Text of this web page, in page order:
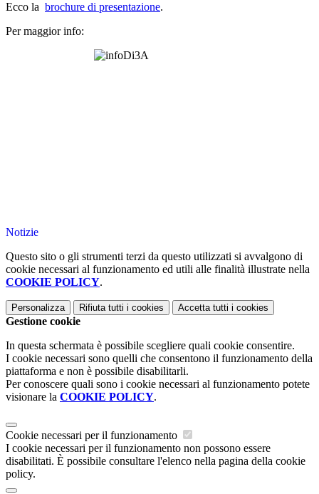
Ecco la brochure di presentazione.
Per maggior info:
Notizie
Questo sito o gli strumenti terzi da questo utilizzati si avvalgono di
cookie necessari al funzionamento ed utili alle finalità illustrate nella
COOKIE POLICY.
Personalizza Rifiuta tutti i cookies Accetta tutti i cookies
Gestione cookie
In questa schermata è possibile scegliere quali cookie consentire.
I cookie necessari sono quelli che consentono il funzionamento della
piattaforma e non è possibile disabilitarli.
Per conoscere quali sono i cookie necessari al funzionamento potete
visionare la COOKIE POLICY.
Cookie necessari per il funzionamento
I cookie necessari per il funzionamento non possono essere
disabilitati. È possibile consultare l'elenco nella pagina della cookie
policy.